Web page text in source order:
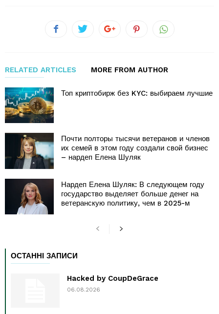
RELATED ARTICLES MORE FROM AUTHOR
Топ криптобирж без KYC: выбираем лучшие
Почти полторы тысячи ветеранов и членов
их семей в этом году создали свой бизнес
– нардеп Елена Шуляк
Нардеп Елена Шуляк: В следующем году
государство выделяет больше денег на
ветеранскую политику, чем в 2025-м
ОСТАННІ ЗАПИСИ
Hacked by CoupDeGrace
06.08.2026